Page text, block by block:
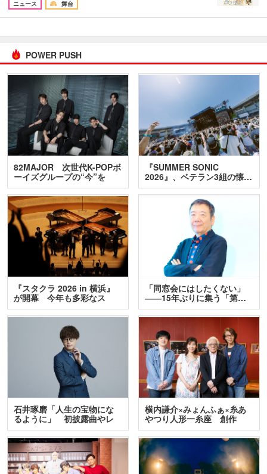
ニュース
舞台
POWER PUSH
82MAJOR 次世代K-POPボ
ーイズグループの“今”を
訊…
『SUMMER SONIC
2026』、ベテラン3組の懐…
『スタクラ 2026 in 横浜』
が開幕 今年も多彩なス
テ…
「同窓会にはしたくない」
――15年ぶりに集う「第…
石井琢磨「人生の宝物にな
るように」 初披露曲やレ
ア…
横内謙介×みょんふぁ×糸あ
やつり人形一糸座 創作
人…